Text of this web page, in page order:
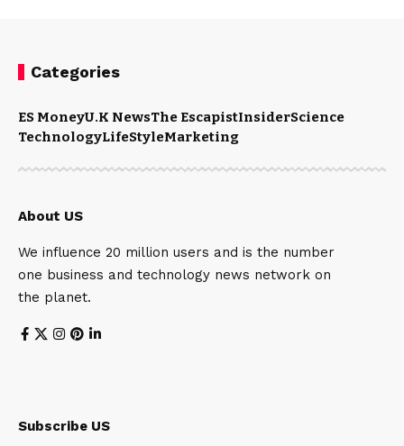
Categories
ES MoneyU.K NewsThe EscapistInsiderScience
TechnologyLifeStyleMarketing
About US
We influence 20 million users and is the number
one business and technology news network on
the planet.
Subscribe US